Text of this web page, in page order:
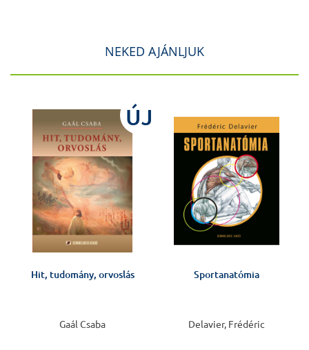
NEKED AJÁNLJUK
ÚJ
Hit, tudomány, orvoslás
Gaál Csaba
Sportanatómia
Delavier, Frédéric